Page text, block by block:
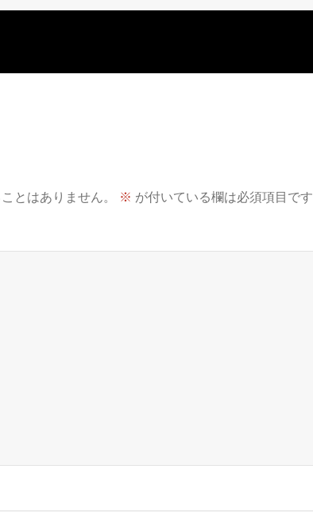
とはありません。 ※ が付いている欄は必須項目です